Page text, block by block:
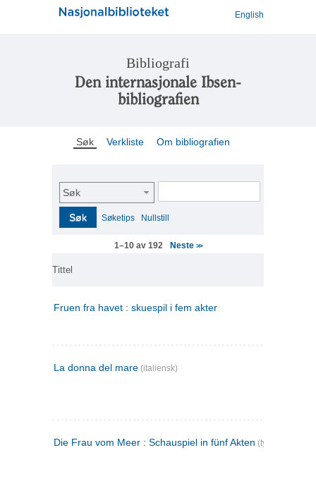
English
Bibliografi
Den internasjonale Ibsen-
bibliografien
Søk Verkliste Om bibliografien
Søk
Søk Søketips Nullstill
1–10 av 192 Neste >>
Tittel
Fruen fra havet : skuespil i fem akter
La donna del mare (italiensk)
Die Frau vom Meer : Schauspiel in fünf Akten (tysk)